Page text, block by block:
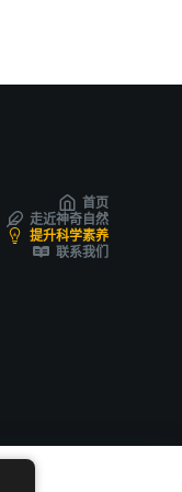
首页
走近神奇自然
提升科学素养
联系我们